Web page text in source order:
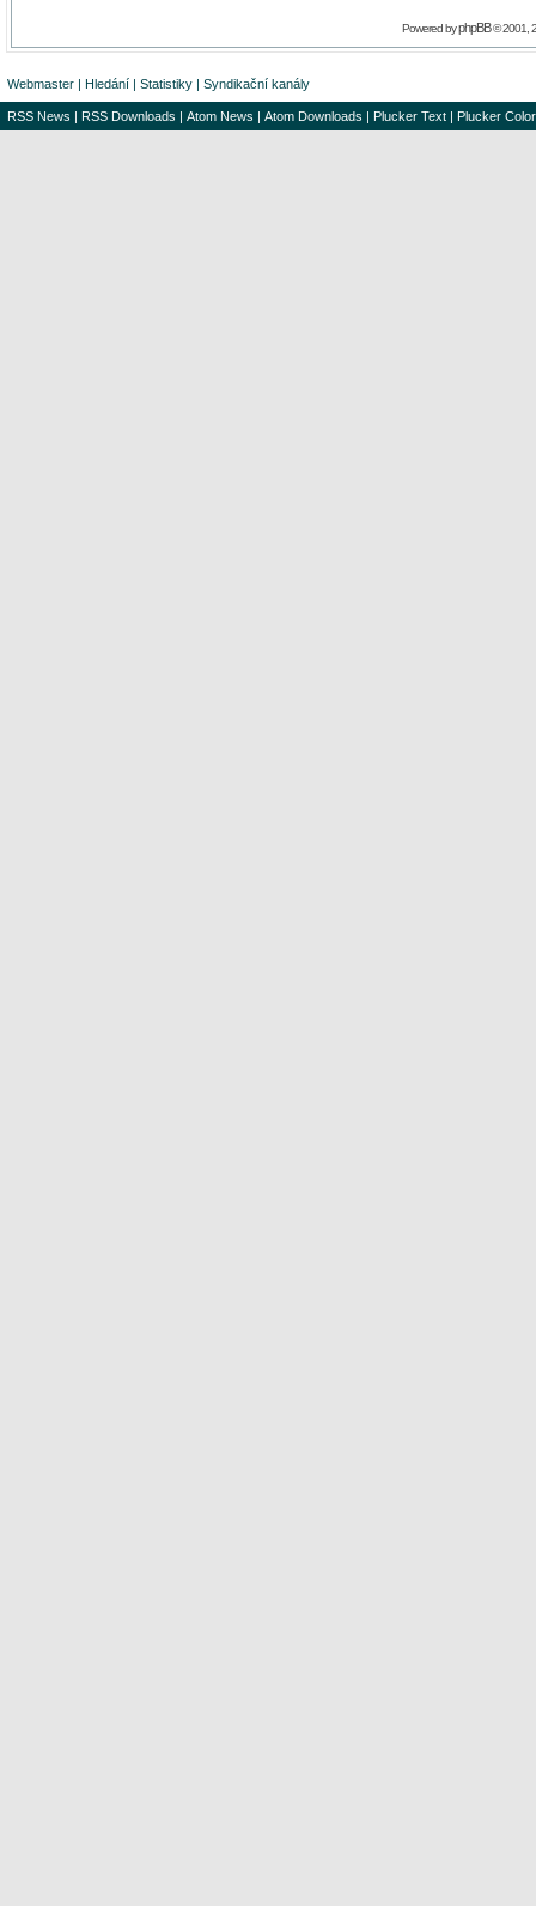
Powered byphpBB© 2001,
Webmaster | Hledání | Statistiky | Syndikační kanály
RSS News | RSS Downloads | Atom News | Atom Downloads | Plucker Text | Plucker Color